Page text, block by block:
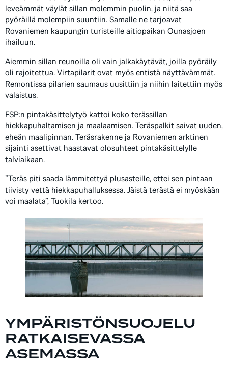
leveämmät väylät sillan molemmin puolin, ja niitä saa
pyöräillä molempiin suuntiin. Samalle ne tarjoavat
Rovaniemen kaupungin turisteille aitiopaikan Ounasjoen
ihailuun.
Aiemmin sillan reunoilla oli vain jalkakäytävät, joilla pyöräily
oli rajoitettua. Virtapilarit ovat myös entistä näyttävämmät.
Remontissa pilarien saumaus uusittiin ja niihin laitettiin myös
valaistus.
FSP:n pintakäsittelytyö kattoi koko terässillan
hiekkapuhaltamisen ja maalaamisen. Teräspalkit saivat uuden,
eheän maalipinnan. Teräsrakenne ja Rovaniemen arktinen
sijainti asettivat haastavat olosuhteet pintakäsittelylle
talviaikaan.
”Teräs piti saada lämmitettyä plusasteille, ettei sen pintaan
tiivisty vettä hiekkapuhalluksessa. Jäistä terästä ei myöskään
voi maalata”, Tuokila kertoo.
YMPÄRISTÖNSUOJELU
RATKAISEVASSA
ASEMASSA